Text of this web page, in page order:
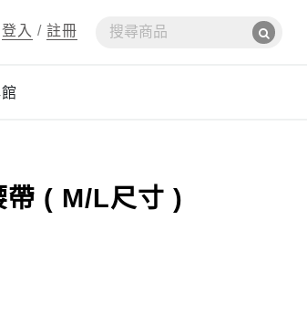
登入 /註冊
館
帶 ( M/L尺寸 )